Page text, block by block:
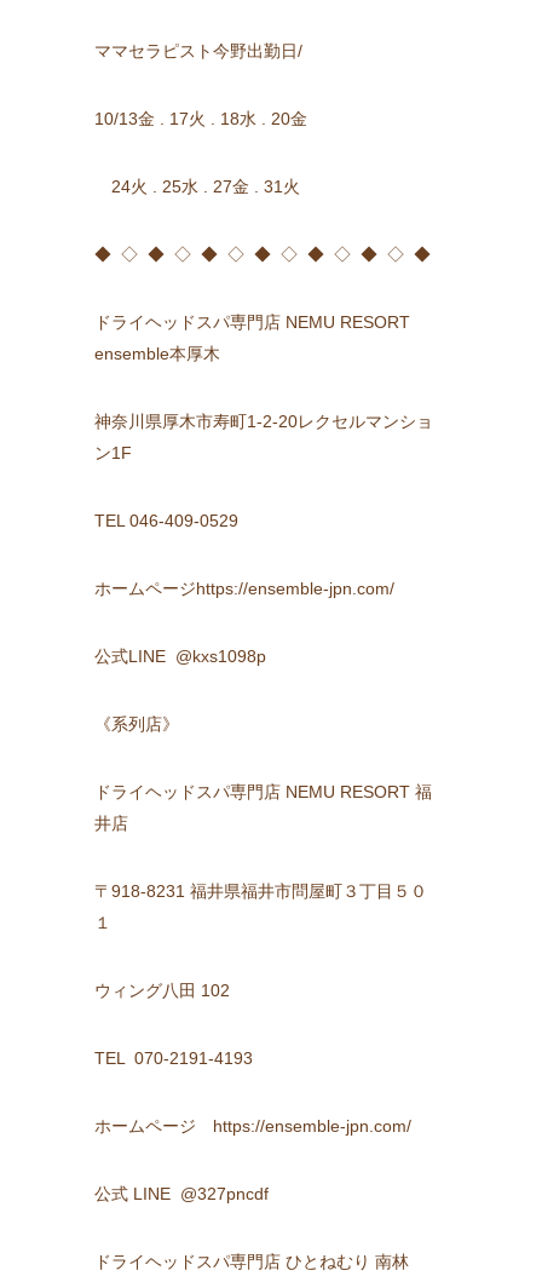
ママセラピスト今野出勤日/
10/13金 . 17火 . 18水 . 20金
24火 . 25水 . 27金 . 31火
◆ ◇ ◆ ◇ ◆ ◇ ◆ ◇ ◆ ◇ ◆ ◇ ◆
ドライヘッドスパ専門店 NEMU RESORT
ensemble本厚木
神奈川県厚木市寿町1-2-20レクセルマンショ
ン1F
TEL 046-409-0529
ホームページhttps://ensemble-jpn.com/
公式LINE @kxs1098p
《系列店》
ドライヘッドスパ専門店 NEMU RESORT 福
井店
〒918-8231 福井県福井市問屋町３丁目５０
１
ウィング八田 102
TEL 070-2191-4193
ホームページ https://ensemble-jpn.com/
公式 LINE @327pncdf
ドライヘッドスパ専門店 ひとねむり 南林